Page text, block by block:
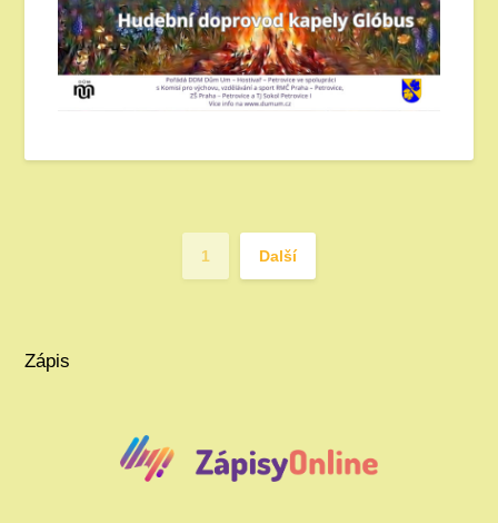
1 Další
Zápis